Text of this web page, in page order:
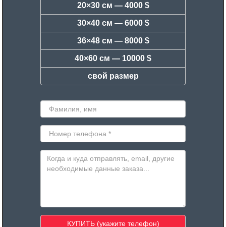
20×30 см — 4000 $
30×40 см — 6000 $
36×48 см — 8000 $
40×60 см — 10000 $
свой размер